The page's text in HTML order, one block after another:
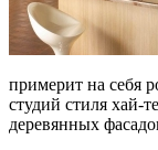
примерит на себя
студий стиля хай-
деревянных